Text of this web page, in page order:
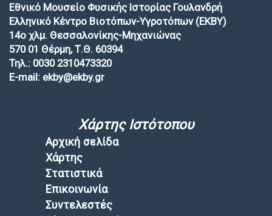
Εθνικό Μουσείο Φυσικής Ιστορίας Γουλανδρή
Ελληνικό Κέντρο Βιοτόπων-Υγροτόπων (EKBY)
14ο χλμ. Θεσσαλονίκης-Μηχανιώνας
570 01 Θέρμη, Τ.Θ. 60394
Τηλ.: 0030 2310473320
E-mail: ekby@ekby.gr
Χάρτης Ιστότοπου
Αρχική σελίδα
Χάρτης
Στατιστικά
Επικοινωνία
Συντελεστές